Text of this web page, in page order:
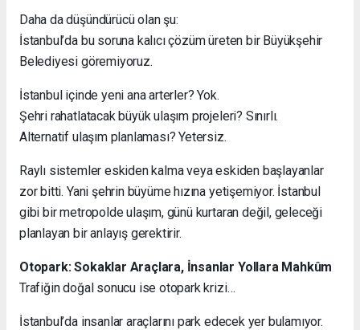
Daha da düşündürücü olan şu:
İstanbul’da bu soruna kalıcı çözüm üreten bir Büyükşehir
Belediyesi göremiyoruz.
İstanbul içinde yeni ana arterler? Yok.
Şehri rahatlatacak büyük ulaşım projeleri? Sınırlı.
Alternatif ulaşım planlaması? Yetersiz.
Raylı sistemler eskiden kalma veya eskiden başlayanlar
zor bitti. Yani şehrin büyüme hızına yetişemiyor. İstanbul
gibi bir metropolde ulaşım, günü kurtaran değil, geleceği
planlayan bir anlayış gerektirir.
Otopark: Sokaklar Araçlara, İnsanlar Yollara Mahkûm
Trafiğin doğal sonucu ise otopark krizi…
İstanbul’da insanlar araçlarını park edecek yer bulamıyor.